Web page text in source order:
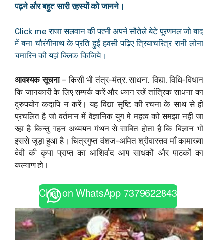
पढ़ने और बहुत सारी रहस्यों को जानने।
Click me राजा सलवान की पत्नी अपने सौतेले बेटे पूरणमल जो बाद
में बना चौरंगीनाथ के प्रति हुईं हवसी पढ़िए त्रियाचरित्र रानी लोना
चमारिन की यहां क्लिक किजिये।
आवश्यक सूचना – किसी भी तंत्र-मंत्र, साधना, विद्या, विधि-विधान
कि जानकारी के लिए सम्पर्क करें और ध्यान रखें तांत्रिक साधना का
दुरुपयोग कदापि न करें। यह विद्या सृष्टि की रचना के साथ से ही
प्रचलित है जो वर्तमान में वैज्ञानिक युग मे महत्व को समझा नही जा
रहा है किन्तु गहन अध्ययन मंथन से सावित होता है कि विज्ञान भी
इससे जूड़ा हुआ है। चित्रगुप्त वंशज-अमित श्रीवास्तव माँ कामाख्या
देवी की कृपा प्राप्त का आशिर्वाद आप साधकों और पाठकों का
कल्याण हो।
Chat on WhatsApp 7379622843